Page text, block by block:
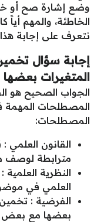
وضع إشارة صح أو
الخاطئة، والمهم
نتعرف على إجابة هذا
إجابة سؤال
المتغيرات
الجواب الصحيح هو
المصطلحات المهمة
المصطلحات:
القانون
مترابطة لوصف
النظرية
العلمي في
الفرضية :
بعضها مع بعض